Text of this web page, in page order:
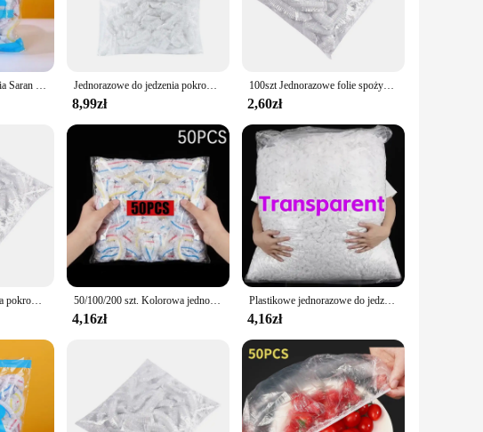
50/100szt Kolorowa folia Saran Jednorazowa osłona na żywność Owoce klasy spożywczej Plastikowa torba do przechowywania świeżej żywności Akcesoria kuchenne Jednorazowe do jedzenia pokrowiec folia plastikowa pokrowce na owoce elastyczne folia plastikowa pokrowiec owijający Organizer do kuchni do przechowywania żywności
8,99zł
100szt Jednorazowe folie spożywcze wielokrotnego użytku Samouszczelniające plastikowe folie spożywcze Utrzymuj żywność Owoce Świeże folie przylegające do lodówki kuchennego
2,60zł
Jednorazowe do jedzenia pokrowiec folia plastikowa elastyczne pokrywki na żywność do miska na owoce kubków kapsle do przechowywania zachowywanie świeżości kuchennej 500 szt. 50/100/200 szt. Kolorowa jednorazowa osłona na żywność owoce klasy spożywczej utrzymująca świeżość plastikowa torba przezroczysta plastikowa torba kolorowa folia spożywcza
4,16zł
Plastikowe jednorazowe do jedzenia zakryte przechowywanie torby kuchenne kolorowe elastyczna opaska osłony na żywność utrzymująca świeżość płyty nylonowe worek do pakowania
4,16zł